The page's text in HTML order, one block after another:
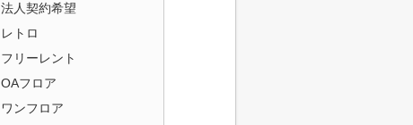
法人契約希望
レトロ
フリーレント
OAフロア
ワンフロア